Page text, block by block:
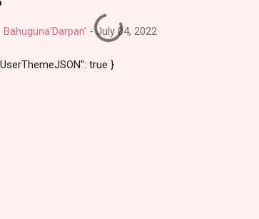
Bahuguna'Darpan' -July 04, 2022
true }